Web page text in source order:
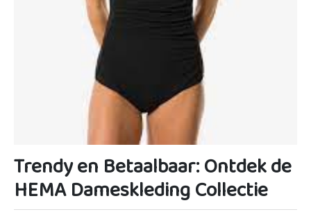
Trendy en Betaalbaar: Ontdek de
HEMA Dameskleding Collectie